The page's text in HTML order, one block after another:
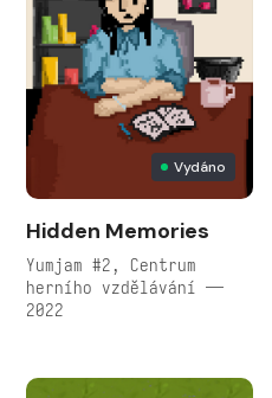
Vydáno
Hidden Memories
Yumjam #2, Centrum
herního vzdělávání —
2022